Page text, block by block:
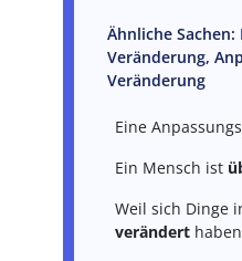
Ähnliche
Veränderung,
Veränderung
Eine
Ein Mensch ist
Weil sich Dinge
verändert